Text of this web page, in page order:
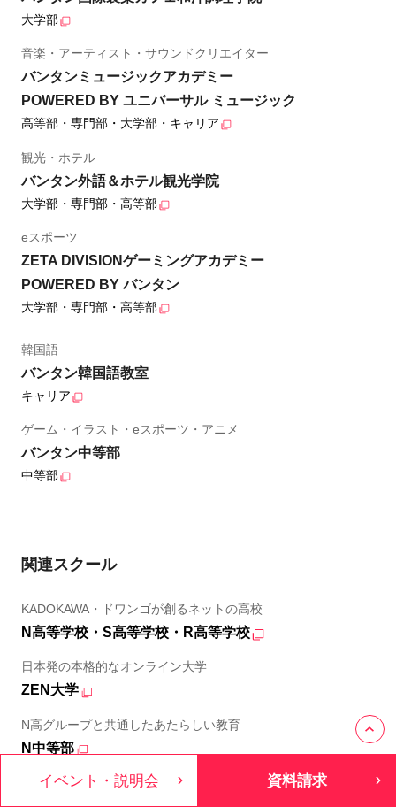
大学部
音楽・アーティスト・サウンドクリエイター
バンタンミュージックアカデミー
POWERED BY ユニバーサル ミュージック
高等部・専門部・大学部・キャリア
観光・ホテル
バンタン外語＆ホテル観光学院
大学部・専門部・高等部
eスポーツ
ZETA DIVISIONゲーミングアカデミー
POWERED BY バンタン
大学部・専門部・高等部
韓国語
バンタン韓国語教室
キャリア
ゲーム・イラスト・eスポーツ・アニメ
バンタン中等部
中等部
関連スクール
KADOKAWA・ドワンゴが創るネットの高校
N高等学校・S高等学校・R高等学校
日本発の本格的なオンライン大学
ZEN大学
N高グループと共通したあたらしい教育
N中等部
角川ドワンゴ学園が運営する小学生・中学生・高校生向けプロ
イベント・説明会 資料請求